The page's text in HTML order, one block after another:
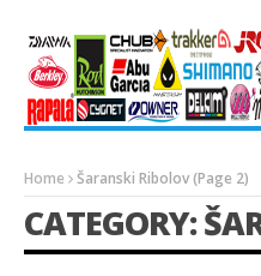
Home Šaranski Ribolov(Page 2)
CATEGORY: